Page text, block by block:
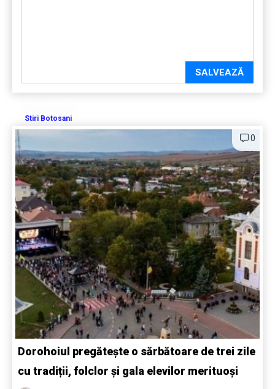
SALVEAZĂ
Stiri Botosani
0
Dorohoiul pregătește o sărbătoare de trei zile
cu tradiții, folclor și gala elevilor merituoși